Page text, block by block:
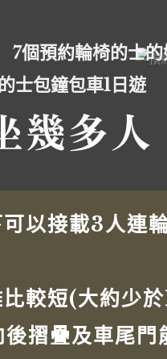
7個預約輪椅的士
士包鐘包車1日遊
幾多人
以接載3人連
較短(大約少
摺疊及車尾門